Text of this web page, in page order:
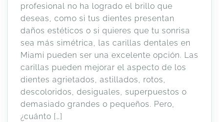
profesional no ha logrado el brillo que
deseas, como si tus dientes presentan
daños estéticos o si quieres que tu sonrisa
sea más simétrica, las carillas dentales en
Miami pueden ser una excelente opción. Las
carillas pueden mejorar el aspecto de los
dientes agrietados, astillados, rotos,
descoloridos, desiguales, superpuestos o
demasiado grandes o pequeños. Pero,
¿cuánto […]